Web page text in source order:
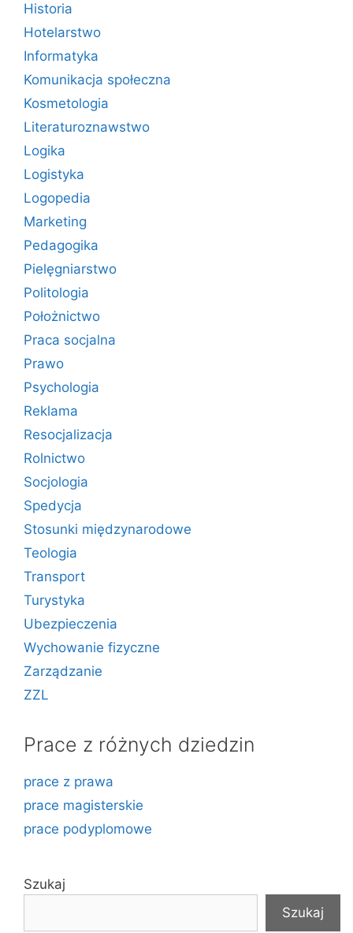
Historia
Hotelarstwo
Informatyka
Komunikacja społeczna
Kosmetologia
Literaturoznawstwo
Logika
Logistyka
Logopedia
Marketing
Pedagogika
Pielęgniarstwo
Politologia
Położnictwo
Praca socjalna
Prawo
Psychologia
Reklama
Resocjalizacja
Rolnictwo
Socjologia
Spedycja
Stosunki międzynarodowe
Teologia
Transport
Turystyka
Ubezpieczenia
Wychowanie fizyczne
Zarządzanie
ZZL
Prace z różnych dziedzin
prace z prawa
prace magisterskie
prace podyplomowe
Szukaj
Szukaj